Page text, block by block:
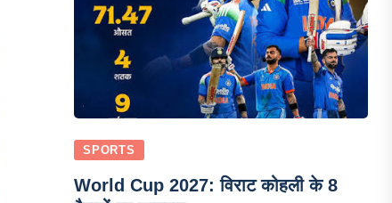
SPORTS
World Cup 2027: विराट कोहली के 8